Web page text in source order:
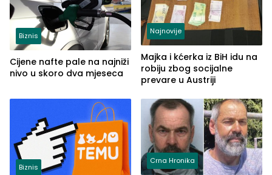
Biznis
Cijene nafte pale na najniži
nivo u skoro dva mjeseca
Najnovije
Majka i kćerka iz BiH idu na
robiju zbog socijalne
prevare u Austriji
Biznis
Crna Hronika